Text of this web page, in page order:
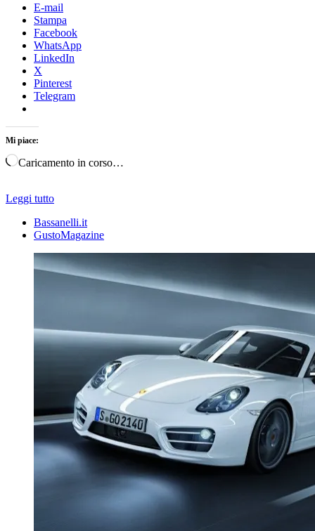
E-mail
Stampa
Facebook
WhatsApp
LinkedIn
X
Pinterest
Telegram
Mi piace:
Caricamento in corso…
Leggi tutto
Bassanelli.it
GustoMagazine